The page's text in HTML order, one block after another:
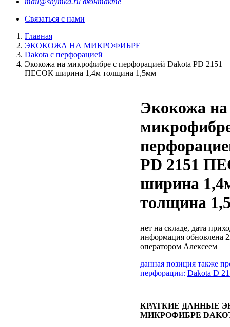
Связаться с нами
Главная
ЭКОКОЖА НА МИКРОФИБРЕ
Dakota с перфорацией
Экокожа на микрофибре с перфорацией Dakota PD 2151
ПЕСОК ширина 1,4м толщина 1,5мм
Экокожа на
PD 2151
ширина
толщина
нет на складе, дата
информация обновлена
оператором Алексеем
данная позиция также
перфорации: Dakota D
КРАТКИЕ ДАННЫЕ
МИКРОФИБРЕ